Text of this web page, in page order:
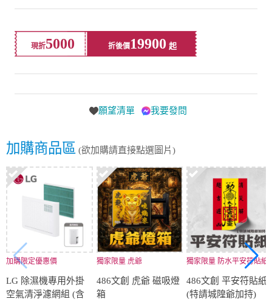
現折5000 折後價19900
願望清單 我要發問
加購商品區 (欲加購請直接點選圖片)
加購限定優惠價
LG 除濕機專用外掛
空氣清淨濾網組 (含
獨家限量 虎爺
486文創 虎爺 磁吸燈
箱
獨家限量 防水平安符貼紙
486文創 平安符貼紙
(特請城隍爺加持)